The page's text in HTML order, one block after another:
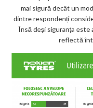
mai sigură decât un
dintre respondenți
Însă deși siguranța este
reflectă